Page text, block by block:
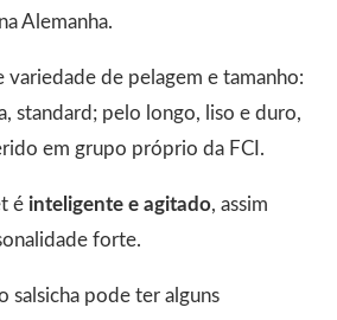
Alemanha.
variedade de pelagem e tamanho:
standard; pelo longo, liso e duro,
em grupo próprio da FCI.
é inteligente e agitado, assim
forte.
salsicha pode ter alguns